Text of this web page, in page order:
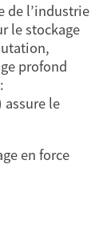
de l’industrie
le stockage
profond
le
en force